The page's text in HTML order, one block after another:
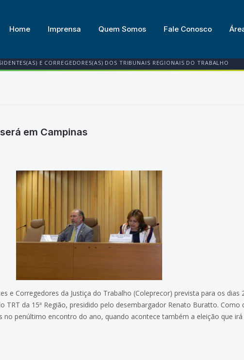
Home Imprensa Quem Somos Fale Conosco
E CORREGEDORES(AS) DOS TRIBUNAIS REGIONAIS DO TRABALHO
em Campinas
e Corregedores da Justiça do Trabalho (Coleprecor) prevista para os dias
TRT da 15ª Região, presidido pelo desembargador Renato Buratto.
no penúltimo encontro do ano, quando acontece também a eleição que